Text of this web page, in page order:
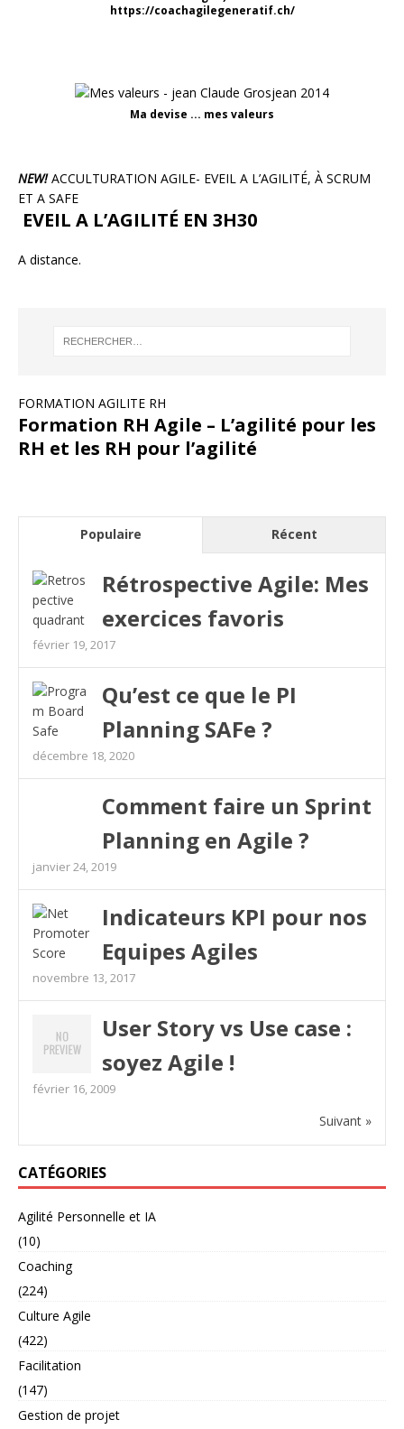
https://coachagilegeneratif.ch/
Ma devise ... mes valeurs
NEW!ACCULTURATION AGILE- EVEIL A L’AGILITÉ, À SCRUM
ET A SAFE
EVEIL A L’AGILITÉ EN 3H30
A distance.
FORMATION AGILITE RH
Formation RH Agile – L’agilité pour les
RH et les RH pour l’agilité
Populaire Récent
Rétrospective Agile: Mes
exercices favoris
février 19, 2017
Qu’est ce que le PI
Planning SAFe ?
décembre 18, 2020
Comment faire un Sprint
Planning en Agile ?
janvier 24, 2019
Indicateurs KPI pour nos
Equipes Agiles
novembre 13, 2017
User Story vs Use case :
soyez Agile !
février 16, 2009
Suivant »
CATÉGORIES
Agilité Personnelle et IA
(10)
Coaching
(224)
Culture Agile
(422)
Facilitation
(147)
Gestion de projet